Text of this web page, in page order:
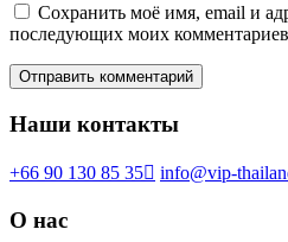
Сохранить моё имя, email и
последующих моих
Наши контакты
+66 90 130 85 35 info@vip-
О нас